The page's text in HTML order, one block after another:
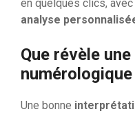
en quelques clics, avec
analyse
Que révèle
numérologique
Une bonne